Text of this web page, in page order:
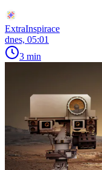
ExtraInspirace
dnes, 05:01
3 min